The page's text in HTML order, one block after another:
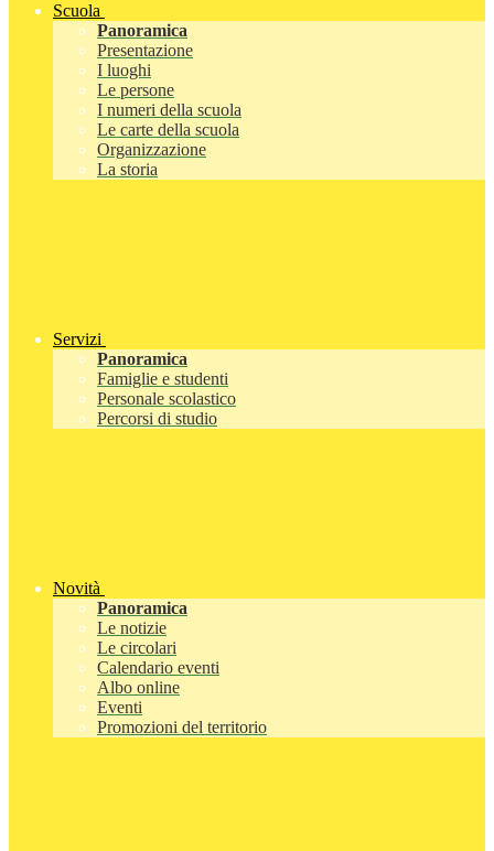
Scuola
Panoramica
Presentazione
I luoghi
Le persone
I numeri della scuola
Le carte della scuola
Organizzazione
La storia
Servizi
Panoramica
Famiglie e studenti
Personale scolastico
Percorsi di studio
Novità
Panoramica
Le notizie
Le circolari
Calendario eventi
Albo online
Eventi
Promozioni del territorio